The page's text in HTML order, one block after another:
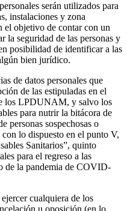
serán utilizados para
instalaciones y zona
el objetivo de contar con un
la seguridad de las personas y
posibilidad de identificar a las
bien jurídico.
de datos personales que
de las estipuladas en el
los LPDUNAM, y salvo los
para nutrir la bitácora de
personas sospechosas o
lo dispuesto en el punto V,
Sanitarios”, quinto
para el regreso a las
de la pandemia de COVID-
cualquiera de los